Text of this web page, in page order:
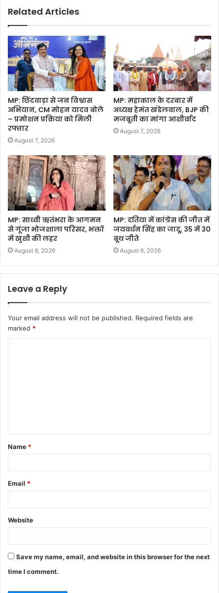
Related Articles
MP: छिंदवाड़ा से जन विश्वास
अभियान, CM मोहन यादव बोले
– प्रमोशन प्रक्रिया को मिली
रफ्तार
August 7, 2026
MP: महाकाल के दरबार में
अध्यक्ष हेमंत खंडेलवाल, BJP की
मजबूती का मांगा आशीर्वाद
August 7, 2026
MP: साध्वी ऋतंभरा के आगमन
से गूंजा भोजशाला परिसर, भक्तों
में खुशी की लहर
August 6, 2026
MP: दतिया में कांग्रेस की जीत में
जयवर्धन सिंह का जादू, 35 में 30
बूथ जीते
August 6, 2026
Leave a Reply
Your email address will not be published. Required fields are
marked *
t
*
Name *
Email *
Website
Save my name, email, and website in this browser for the next
time I comment.